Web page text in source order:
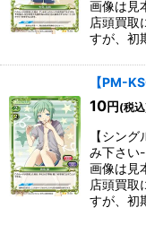
画像は見
店頭買取
すが、初
【PM-
10円 (税
【シン
み下さい
画像は見
店頭買取
すが、初